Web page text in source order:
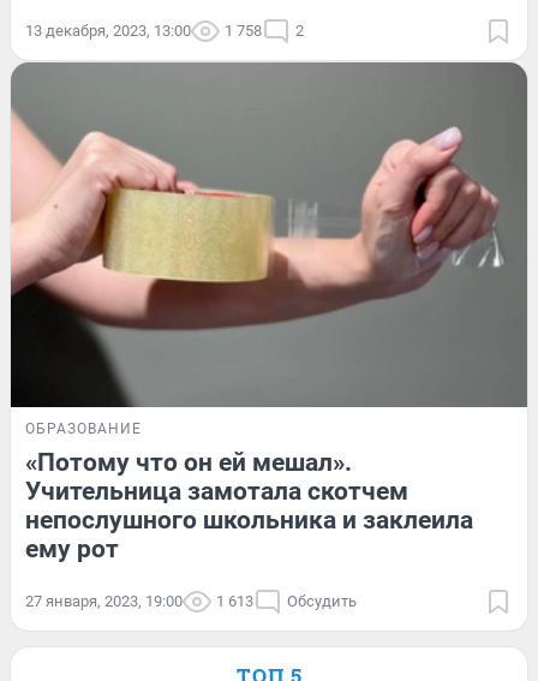
13 декабря, 2023, 13:00 1 758 2
ОБРАЗОВАНИЕ
«Потому что он ей мешал».
Учительница замотала скотчем
непослушного школьника и заклеила
ему рот
27 января, 2023, 19:00 1 613 Обсудить